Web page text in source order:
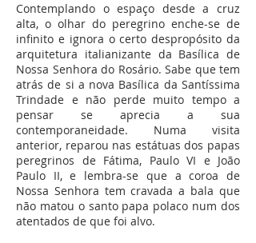
Contemplando o espaço desde a cruz
alta, o olhar do peregrino enche-se de
infinito e ignora o certo despropósito da
arquitetura italianizante da Basílica de
Nossa Senhora do Rosário. Sabe que tem
atrás de si a nova Basílica da Santíssima
Trindade e não perde muito tempo a
pensar se aprecia a sua
contemporaneidade. Numa visita
anterior, reparou nas estátuas dos papas
peregrinos de Fátima, Paulo VI e João
Paulo II, e lembra-se que a coroa de
Nossa Senhora tem cravada a bala que
não matou o santo papa polaco num dos
atentados de que foi alvo.